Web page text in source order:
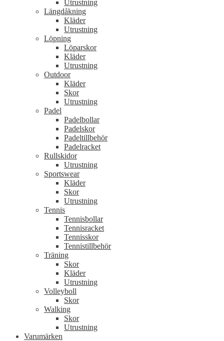
Utrustning
Längdåkning
Kläder
Utrustning
Löpning
Löparskor
Kläder
Utrustning
Outdoor
Kläder
Skor
Utrustning
Padel
Padelbollar
Padelskor
Padeltillbehör
Padelracket
Rullskidor
Utrustning
Sportswear
Kläder
Skor
Utrustning
Tennis
Tennisbollar
Tennisracket
Tennisskor
Tennistillbehör
Träning
Skor
Kläder
Utrustning
Volleyboll
Skor
Walking
Skor
Utrustning
Varumärken